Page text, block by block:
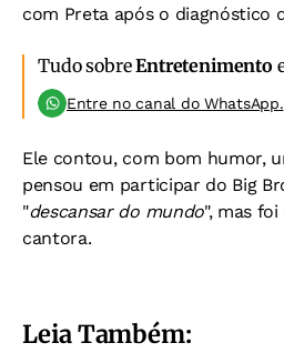
com Preta após o diagnóstico
Tudo sobreEntretenimento
Entre no canal do WhatsApp.
Ele contou, com bom humor,
pensou em participar do Big
"descansar do mundo", mas
cantora.
Leia Também: